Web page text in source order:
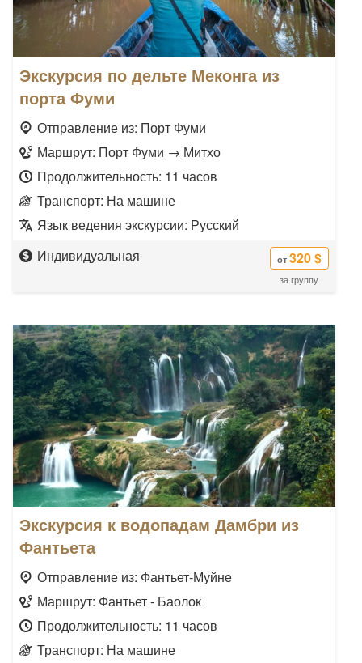
Экскурсия по дельте Меконга из
порта Фуми
Отправление из: Порт Фуми
Маршрут: Порт Фуми → Митхо
Продолжительность: 11 часов
Транспорт: На машине
Язык ведения экскурсии: Русский
Индивидуальная
от 320 $
за группу
Экскурсия к водопадам Дамбри из
Фантьета
Отправление из: Фантьет-Муйне
Маршрут: Фантьет - Баолок
Продолжительность: 11 часов
Транспорт: На машине